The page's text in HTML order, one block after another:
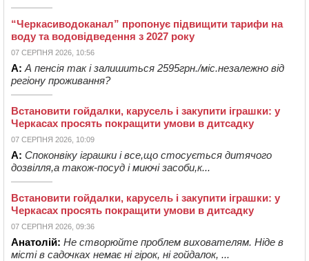
“Черкасиводоканал” пропонує підвищити тарифи на
воду та водовідведення з 2027 року
07 СЕРПНЯ 2026, 10:56
А: А пенсія так і залишиться 2595грн./міс.незалежно від
регіону проживання?
Встановити гойдалки, карусель і закупити іграшки: у
Черкасах просять покращити умови в дитсадку
07 СЕРПНЯ 2026, 10:09
А: Споконвіку іграшки і все,що стосується дитячого
дозвілля,а також-посуд і миючі засоби,к...
Встановити гойдалки, карусель і закупити іграшки: у
Черкасах просять покращити умови в дитсадку
07 СЕРПНЯ 2026, 09:36
Анатолій: Не створюйте проблем вихователям. Ніде в
місті в садочках немає ні гірок, ні гойдалок, ...